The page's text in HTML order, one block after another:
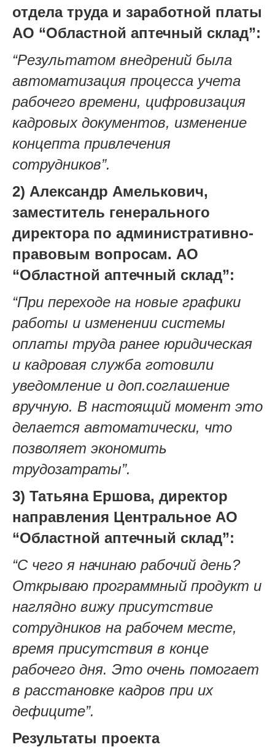
отдела труда и заработной платы
АО “Областной аптечный склад”:
“Результатом внедрений была
автоматизация процесса учета
рабочего времени, цифровизация
кадровых документов, изменение
концепта привлечения
сотрудников”.
2) Александр Амелькович,
заместитель генерального
директора по административно-
правовым вопросам. АО
“Областной аптечный склад”:
“При переходе на новые графики
работы и изменении системы
оплаты труда ранее юридическая
и кадровая служба готовили
уведомление и доп.соглашение
вручную. В настоящий момент это
делается автоматически, что
позволяет экономить
трудозатраты”.
3) Татьяна Ершова, директор
направления Центральное АО
“Областной аптечный склад”:
“С чего я начинаю рабочий день?
Открываю программный продукт и
наглядно вижу присутствие
сотрудников на рабочем месте,
время присутствия в конце
рабочего дня. Это очень помогает
в расстановке кадров при их
дефиците”.
Результаты проекта